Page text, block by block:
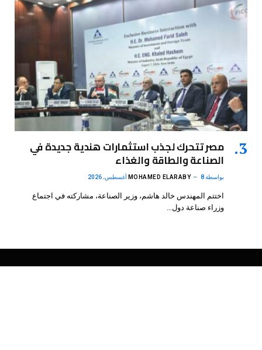
مصر تتحرك لجذب استثمارات هندية جديدة في
الصناعة والطاقة والغذاء
بواسطة MOHAMED ELARABY 8 أغسطس، 2026
اختتم المهندس خالد هاشم، وزير الصناعة، مشاركته في اجتماع
وزراء صناعة دول…